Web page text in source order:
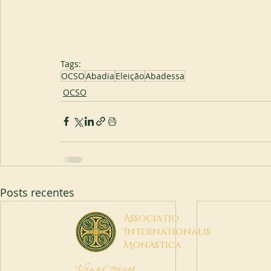
Tags:
OCSOAbadia EleiçãoAbadessa
OCSO
Posts recentes
Associatio
Internationalis
MonAstica